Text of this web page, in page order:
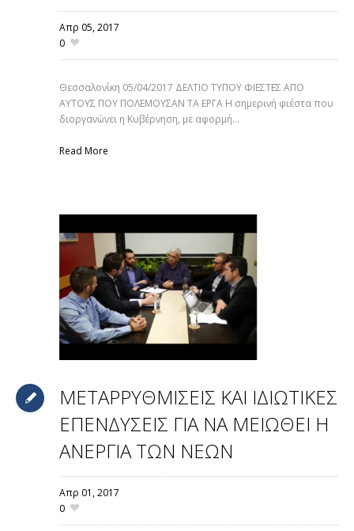
Απρ 05,2017
0
Θεσσαλονίκη 05/04/2017 ΔΕΛΤΙΟ ΤΥΠΟΥ ΦΙΕΣΤΕΣ ΑΠΟ
ΑΥΤΟΥΣ ΠΟΥ ΠΟΛΕΜΟΥΣΑΝ ΤΑ ΕΡΓΑ Η σημερινή φιέστα που
διοργανώνει η Κυβέρνηση, με αφορμή...
Read More
ΜΕΤΑΡΡΥΘΜΙΣΕΙΣ ΚΑΙ ΙΔΙΩΤΙΚΕΣ
ΕΠΕΝΔΥΣΕΙΣ ΓΙΑ ΝΑ ΜΕΙΩΘΕΙ Η
ΑΝΕΡΓΙΑ ΤΩΝ ΝΕΩΝ
Απρ 01,2017
0